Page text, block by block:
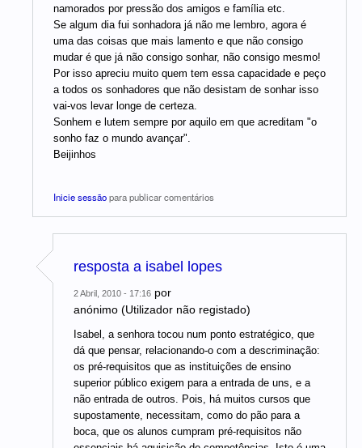
namorados por pressão dos amigos e família etc.
Se algum dia fui sonhadora já não me lembro, agora é
uma das coisas que mais lamento e que não consigo
mudar é que já não consigo sonhar, não consigo mesmo!
Por isso apreciu muito quem tem essa capacidade e peço
a todos os sonhadores que não desistam de sonhar isso
vai-vos levar longe de certeza.
Sonhem e lutem sempre por aquilo em que acreditam "o
sonho faz o mundo avançar".
Beijinhos
Inicie sessãopara publicar comentários
resposta a isabel lopes
2 Abril, 2010 - 17:16 por
anónimo (Utilizador não registado)
Isabel, a senhora tocou num ponto estratégico, que
dá que pensar, relacionando-o com a descriminação:
os pré-requisitos que as instituições de ensino
superior público exigem para a entrada de uns, e a
não entrada de outros. Pois, há muitos cursos que
supostamente, necessitam, como do pão para a
boca, que os alunos cumpram pré-requisitos não